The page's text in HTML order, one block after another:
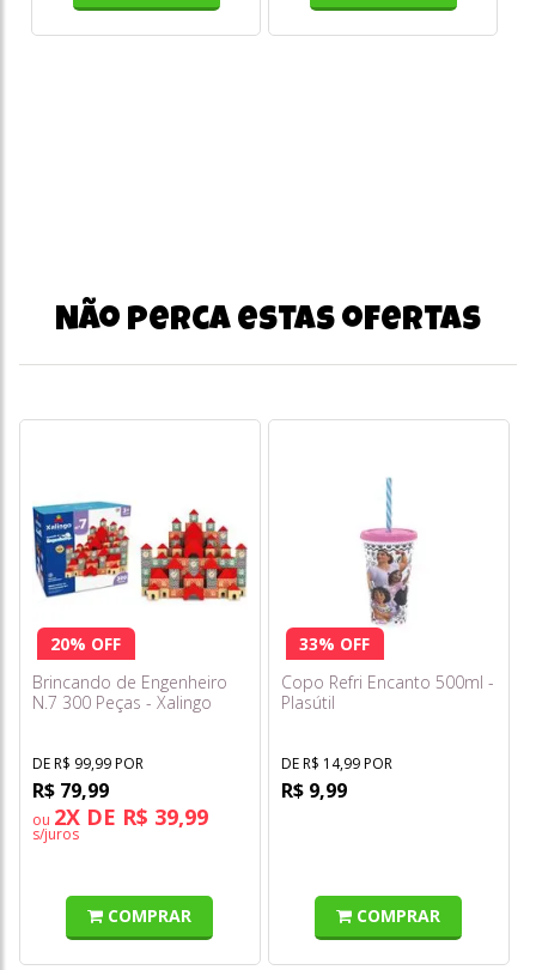
Não perca estas ofertas
20% OFF
Brincando de Engenheiro
N.7 300 Peças - Xalingo
DE R$ 99,99 POR
R$ 79,99
ou 2X DE R$ 39,99
s/juros
COMPRAR
33% OFF
Copo Refri Encanto 500ml -
Plasútil
DE R$ 14,99 POR
R$ 9,99
COMPRAR